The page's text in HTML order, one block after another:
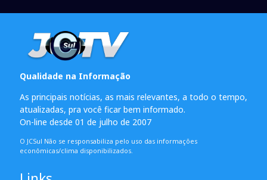
Qualidade na Informação
As principais notícias, as mais relevantes, a todo o tempo,
atualizadas, pra você ficar bem informado.
On-line desde 01 de julho de 2007
O JCSul Não se responsabiliza pelo uso das informações
econômicas/clima disponibilizados.